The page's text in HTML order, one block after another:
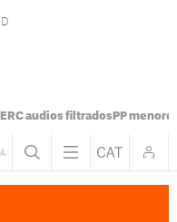
ERC audios filtradosPP